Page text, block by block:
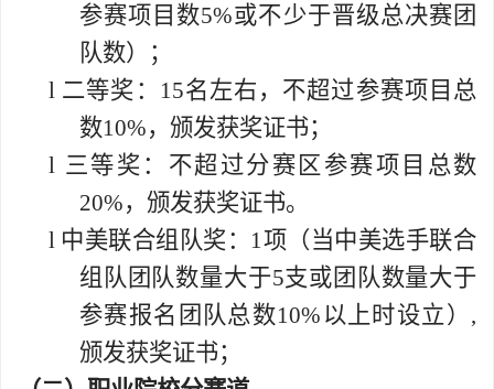
参赛项目数5%或不少于晋级总决赛团
队数）；
l 二等奖： 15名左右，不超过参赛项目总
数10%， 颁发获奖证书；
l 三等奖 ： 不超过分赛区参赛项目总数
20%， 颁发获奖证书。
l 中美联合组队奖： 1项（当中美选手联合
组队团队数量大于5支或团队数量大于
参赛报名团队总数10% 以上时设立） ,
颁发获奖证书；